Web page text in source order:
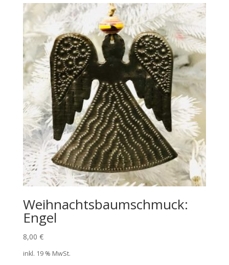
Weihnachtsbaumschmuck:
Engel
8,00 €
inkl. 19 % MwSt.